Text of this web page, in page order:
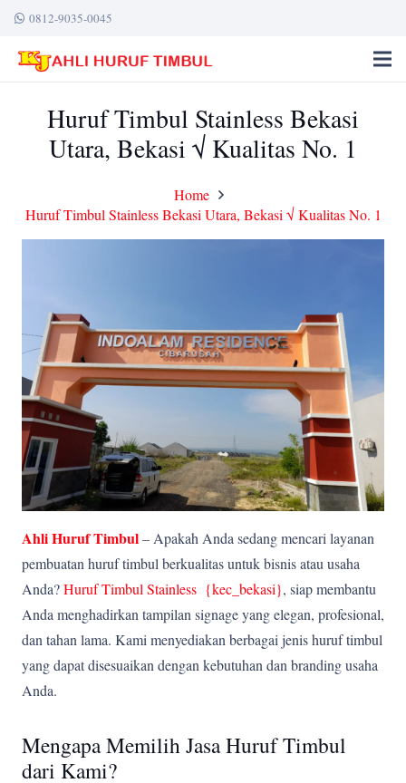
0812-9035-0045
Huruf Timbul Stainless Bekasi
Utara, Bekasi √ Kualitas No. 1
Home
Huruf Timbul Stainless Bekasi Utara, Bekasi √ Kualitas No. 1
Ahli Huruf Timbul– Apakah Anda sedang mencari layanan
pembuatan huruf timbul berkualitas untuk bisnis atau usaha
Anda?Huruf Timbul Stainless {kec_bekasi}, siap membantu
Anda menghadirkan tampilan signage yang elegan, profesional,
dan tahan lama. Kami menyediakan berbagai jenis huruf timbul
yang dapat disesuaikan dengan kebutuhan dan branding usaha
Anda.
Mengapa Memilih Jasa Huruf Timbul
dari Kami?